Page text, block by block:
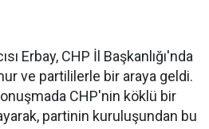
Erbay, CHP İl Başkanlığı'nda
ve partililerle bir araya geldi.
CHP'nin köklü bir
partinin kuruluşundan bu